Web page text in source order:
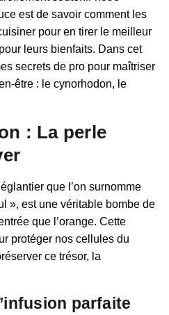
est de savoir comment les
pour en tirer le meilleur
leurs bienfaits. Dans cet
secrets de pro pour maîtriser
être : le cynorhodon, le
: La perle
que l’on surnomme
», est une véritable bombe de
que l’orange. Cette
protéger nos cellules du
ce trésor, la
parfaite